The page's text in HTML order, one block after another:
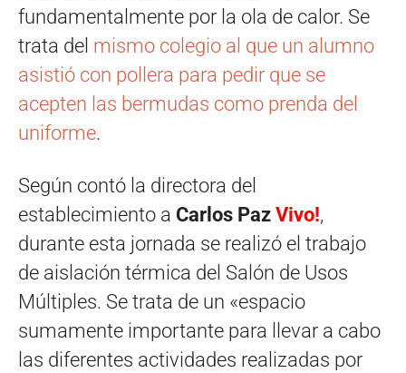
fundamentalmente por la ola de calor. Se
trata del mismo colegio al que un alumno
asistió con pollera para pedir que se
acepten las bermudas como prenda del
uniforme.
Según contó la directora del
establecimiento a Carlos Paz Vivo!,
durante esta jornada se realizó el trabajo
de aislación térmica del Salón de Usos
Múltiples. Se trata de un «espacio
sumamente importante para llevar a cabo
las diferentes actividades realizadas por